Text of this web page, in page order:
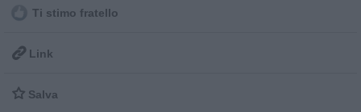
Ti stimo fratello
 Link
 Salva